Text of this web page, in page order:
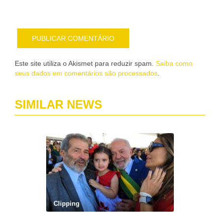
Este site utiliza o Akismet para reduzir spam. Saiba como
seus dados em comentários são processados
SIMILAR NEWS
Clipping